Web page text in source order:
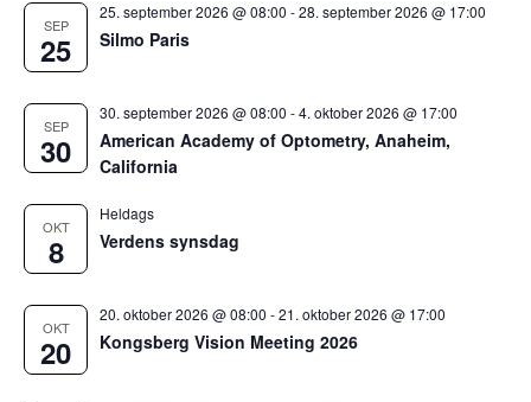
SEP
25
25. september 2026 @ 08:00 -28. september 2026 @ 17:00
Silmo Paris
SEP
30
30. september 2026 @ 08:00 -4. oktober 2026 @ 17:00
American Academy of Optometry, Anaheim,
California
OKT
8
Heldags
Verdens synsdag
OKT
20
20. oktober 2026 @ 08:00 -21. oktober 2026 @ 17:00
Kongsberg Vision Meeting 2026